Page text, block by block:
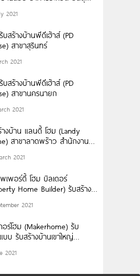
2021
สร้างบ้านพีดีเฮ้าส์ (PD
สาขาสุรินทร์
2021
สร้างบ้านพีดีเฮ้าส์ (PD
สาขานครนายก
2021
างบ้าน แลนดี้ โฮม (Landy
สาขาลาดพร้าว สำนักงาน
2021
เพอร์ตี้ โฮม บิลเดอร์
Home Builder) รับสร้าง
สร้าง 2021
อร์โฮม (Makerhome) รับ
บ รับสร้างบ้านเขาใหญ่
2021